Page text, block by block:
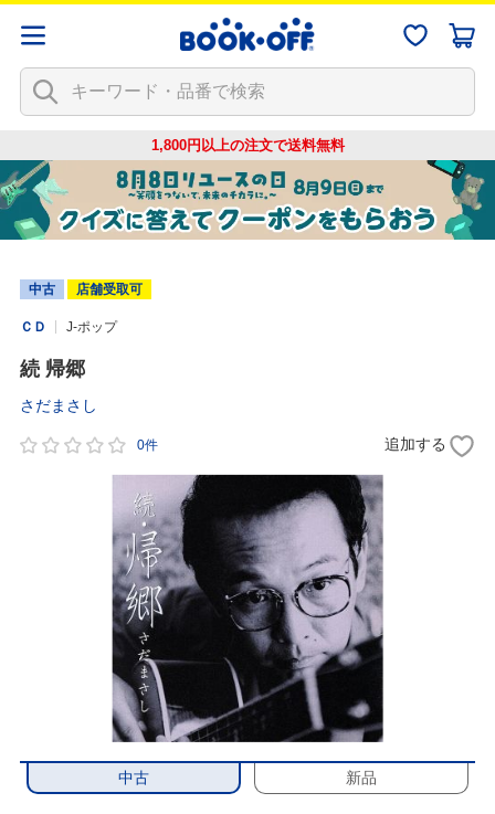
1,800円以上の注文で送料無料
中古 店舗受取可
ＣＤ J-ポップ
続 帰郷
さだまさし
0件 追加する
中古 新品